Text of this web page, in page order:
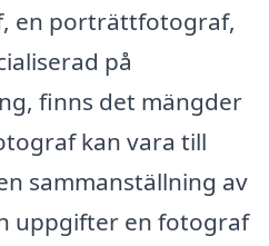
en porträttfotograf,
på
finns det mängder
kan vara till
sammanställning av
uppgifter en fotograf